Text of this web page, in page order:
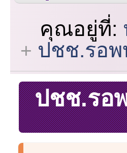
คุณอยู่ที่:
ปชช.รอ
ปชช.รอ